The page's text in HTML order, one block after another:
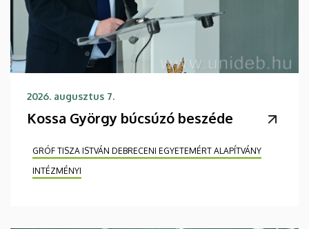
2026. augusztus 7.
Kossa György búcsúzó beszéde
GRÓF TISZA ISTVÁN DEBRECENI EGYETEMÉRT ALAPÍTVÁNY
INTÉZMÉNYI